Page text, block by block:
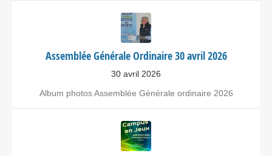
Assemblée Générale Ordinaire 30 avril 2026
30 avril 2026
Album photos Assemblée Générale ordinaire 2026